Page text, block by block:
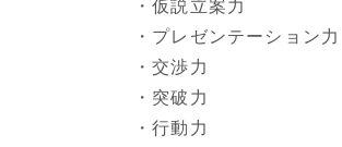
・仮説立案力
・プレゼンテーション力
・交渉力
・突破力
・行動力